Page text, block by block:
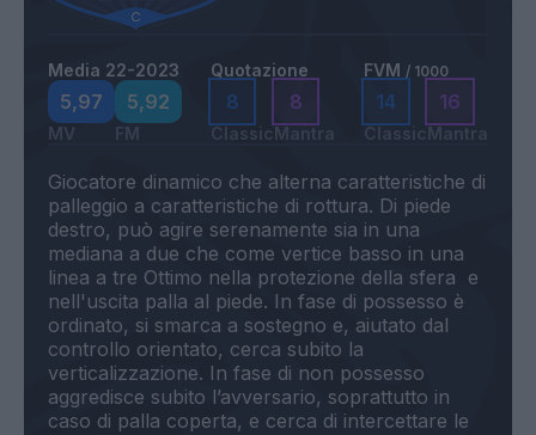
Media 22-2023
5,97
MV
5,92
FM
Quotazione
8
Classic
8
Mantra
FVM / 1000
14
Classic
16
Mantra
Giocatore dinamico che alterna caratteristiche di
palleggio a caratteristiche di rottura. Di piede
destro, può agire serenamente sia in una
mediana a due che come vertice basso in una
linea a tre Ottimo nella protezione della sfera e
nell'uscita palla al piede. In fase di possesso è
ordinato, si smarca a sostegno e, aiutato dal
controllo orientato, cerca subito la
verticalizzazione. In fase di non possesso
aggredisce subito l’avversario, soprattutto in
caso di palla coperta, e cerca di intercettare le